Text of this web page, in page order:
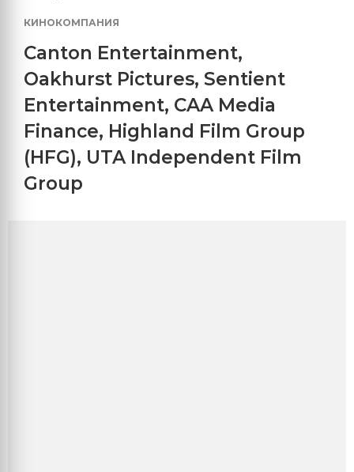
КИНОКОМПАНИЯ
Canton Entertainment,
Oakhurst Pictures, Sentient
Entertainment, CAA Media
Finance, Highland Film Group
(HFG), UTA Independent Film
Group